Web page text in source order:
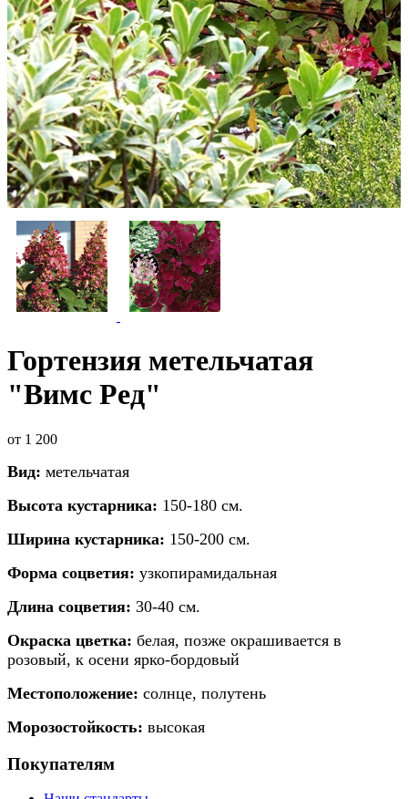
Гортензия метельчатая
"Вимс Ред"
от 1 200
Вид: метельчатая
Высота кустарника: 150-180 см.
Ширина кустарника: 150-200 см.
Форма соцветия: узкопирамидальная
Длина соцветия: 30-40 см.
Окраска цветка: белая, позже окрашивается в
розовый, к осени ярко-бордовый
Местоположение: солнце, полутень
Морозостойкость: высокая
Покупателям